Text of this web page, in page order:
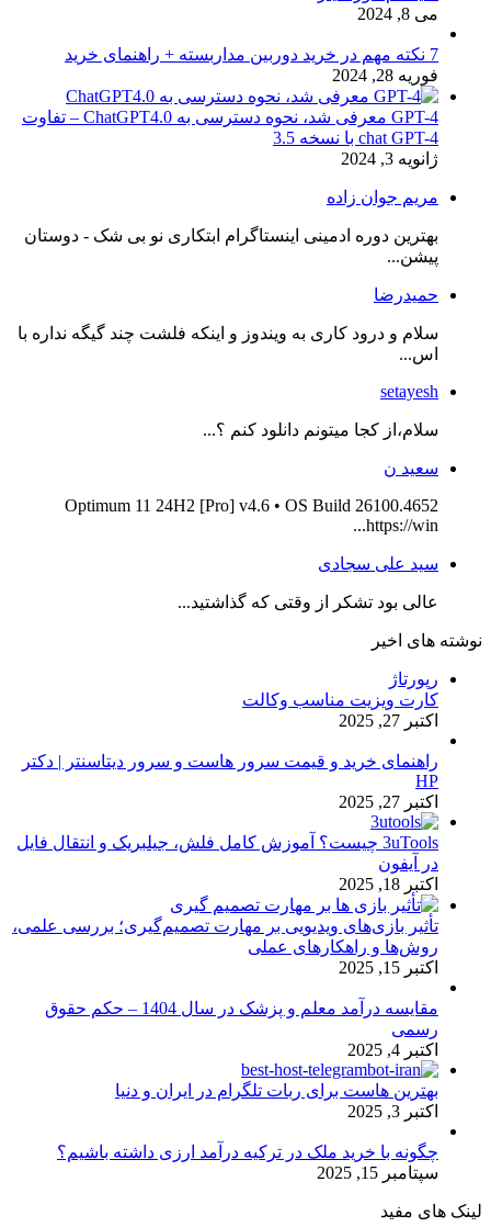
می 8, 2024
7 نکته مهم در خرید دوربین مداربسته + راهنمای خرید
فوریه 28, 2024
GPT-4 معرفی شد، نحوه دسترسی به ChatGPT4.0 – تفاوت
chat GPT-4 با نسخه 3.5
ژانویه 3, 2024
مریم جوان زاده
بهترین دوره ادمینی اینستاگرام ابتکاری نو بی شک - دوستان
پیشن...
حمیدرضا
سلام و درود کاری به ویندوز و اینکه فلشت چند گیگه نداره با
اس...
setayesh
سلام،از کجا میتونم دانلود کنم ؟...
سعید ن
Optimum 11 24H2 [Pro] v4.6 • OS Build 26100.4652
https://win...
سید علی سجادی
عالی بود تشکر از وقتی که گذاشتید...
نوشته های اخیر
رپورتاژ
کارت ویزیت مناسب وکالت
اکتبر 27, 2025
راهنمای خرید و قیمت سرور هاست و سرور دیتاسنتر | دکتر
HP
اکتبر 27, 2025
3uTools چیست؟ آموزش کامل فلش، جیلبریک و انتقال فایل
در آیفون
اکتبر 18, 2025
تأثیر بازی‌های ویدیویی بر مهارت تصمیم‌گیری؛ بررسی علمی،
روش‌ها و راهکارهای عملی
اکتبر 15, 2025
مقایسه درآمد معلم و پزشک در سال 1404 – حکم حقوق
رسمی
اکتبر 4, 2025
بهترین هاست برای ربات تلگرام در ایران و دنیا
اکتبر 3, 2025
چگونه با خرید ملک در ترکیه درآمد ارزی داشته باشیم؟
سپتامبر 15, 2025
لینک های مفید